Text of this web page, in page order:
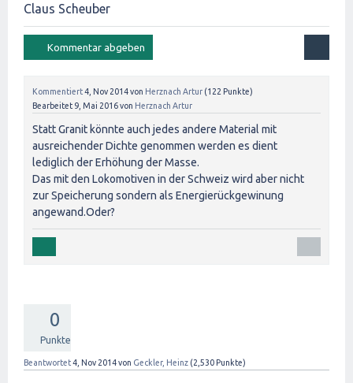
Claus Scheuber
Kommentiert4, Nov 2014von Herznach Artur (122 Punkte)
Bearbeitet 9, Mai 2016von Herznach Artur
Statt Granit könnte auch jedes andere Material mit
ausreichender Dichte genommen werden es dient
lediglich der Erhöhung der Masse.
Das mit den Lokomotiven in der Schweiz wird aber nicht
zur Speicherung sondern als Energierückgewinung
angewand.Oder?
0
Punkte
Beantwortet4, Nov 2014von Geckler, Heinz (2,530 Punkte)